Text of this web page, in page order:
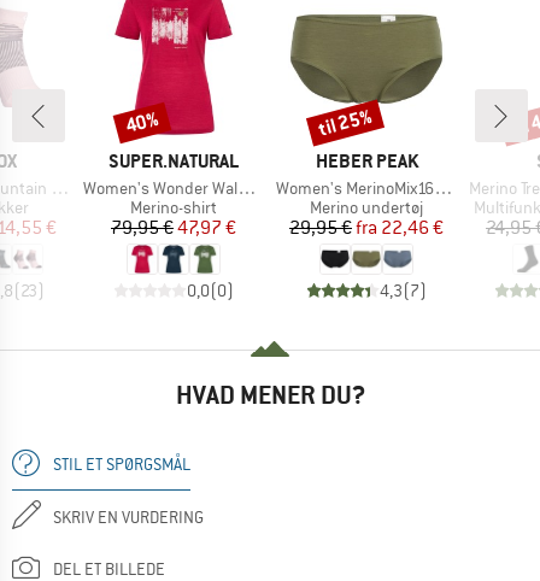
Socks
pris
€
(23)
MÆRKE
SUPER.NATURAL
Artikel
Women's Wonder Wald Tee
Produktgruppe
Merino-shirt
Pris
79,95 €Nedsat pris
47,97 €
0,0(0)
Rabat
40%
MÆRKE
HEBER PEAK
Artikel
Women's MerinoMix165 PineconeHe. Hipster
Produktgruppe
Merino undertøj
Pris
29,95 € Nedsat pris
fra 22,46 €
4,3(7)
Rabat
til 25%
Artikel
Merino
24,95
HVAD MENER DU?
STIL ET SPØRGSMÅL
SKRIV EN VURDERING
DEL ET BILLEDE